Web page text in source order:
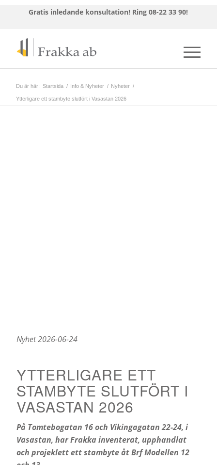
Gratis inledande konsultation! Ring 08-22 33 90!
Du är här: Startsida / Info & Nyheter / Nyheter /
Ytterligare ett stambyte slutfört i Vasastan 2026
Nyhet 2026-06-24
YTTERLIGARE ETT
STAMBYTE SLUTFÖRT I
VASASTAN 2026
På Tomtebogatan 16 och Vikingagatan 22-24, i
Vasastan, har Frakka inventerat, upphandlat
och projeklett ett stambyte åt Brf Modellen 12